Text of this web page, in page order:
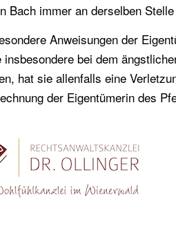
immer an derselben
Anweisungen der
bei dem
hat sie allenfalls eine
der Eigentümerin des